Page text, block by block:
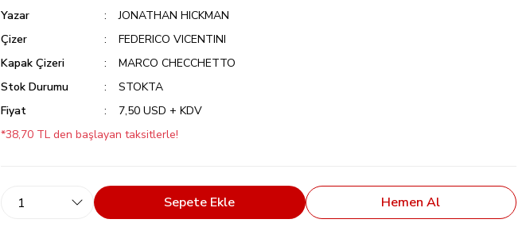
Yazar
JONATHAN HICKMAN
Çizer
FEDERICO VICENTINI
Kapak Çizeri
MARCO CHECCHETTO
Stok Durumu
STOKTA
Fiyat
7,50 USD + KDV
*38,70 TL den başlayan taksitlerle!
Sepete Ekle Hemen Al